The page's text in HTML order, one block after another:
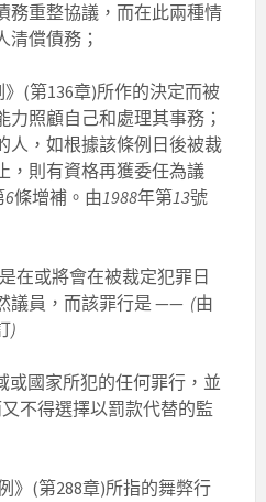
務重整協議，而在此兩種情
清償債務；
(第136章)所作的決定而被
照顧自己和處理其事務；
人，如根據該條例日後被裁
，則有資格再獲委任為議
6條增補。由1988年第13號
在或將會在被裁定犯罪日
議員，而該罪行是 —— (由
)
或國家所犯的任何罪行，並
不得選擇以罰款代替的監
》(第288章)所指的舞弊行